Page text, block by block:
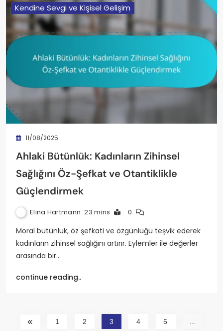
Kendine Sevgi ve Kişisel Gelişim
11/08/2025
Ahlaki Bütünlük: Kadınların Zihinsel
Sağlığını Öz-Şefkat ve Otantiklikle
Güçlendirmek
Elina Hartmann 23 mins 0
Moral bütünlük, öz şefkati ve özgünlüğü teşvik ederek
kadınların zihinsel sağlığını artırır. Eylemler ile değerler
arasında bir…
continue reading..
1 2 3 4 5